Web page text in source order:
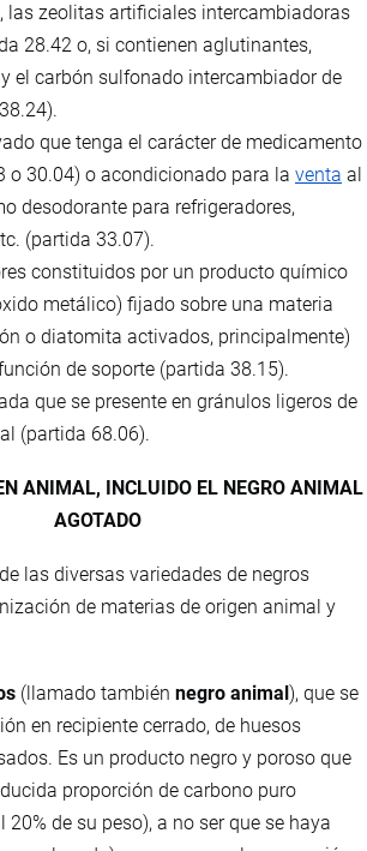
las zeolitas artificiales intercambiadoras
28.42 o, si contienen aglutinantes,
el carbón sulfonado intercambiador de
que tenga el carácter de medicamento
o 30.04) o acondicionado para la venta al
desodorante para refrigeradores,
(partida 33.07).
constituidos por un producto químico
metálico) fijado sobre una materia
o diatomita activados, principalmente)
de soporte (partida 38.15).
que se presente en gránulos ligeros de
(partida 68.06).
ANIMAL, INCLUIDO EL NEGRO ANIMAL
AGOTADO
las diversas variedades de negros
de materias de origen animal y
(llamado también negro animal), que se
en recipiente cerrado, de huesos
Es un producto negro y poroso que
proporción de carbono puro
20% de su peso), a no ser que se haya